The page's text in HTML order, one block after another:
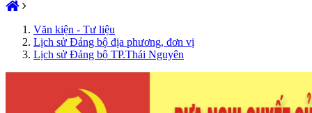
Văn kiện - Tư liệu
Lịch sử Đảng bộ địa phương, đơn vị
Lịch sử Đảng bộ TP.Thái Nguyên